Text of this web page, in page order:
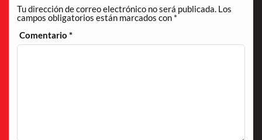
Tu dirección de correo electrónico no será publicada. Los
campos obligatorios están marcados con *
Comentario*